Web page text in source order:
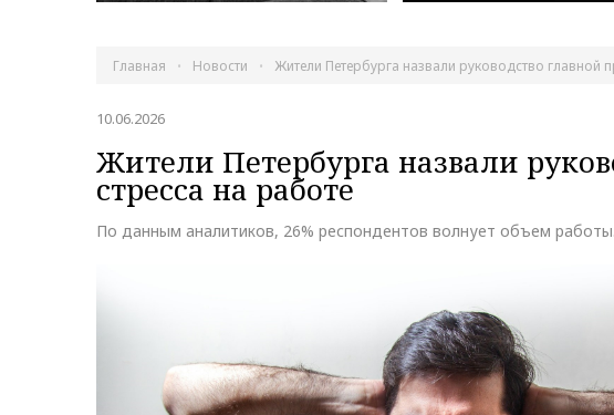
Главная Новости Жители Петербурга назвали руководство главной
10.06.2026
Жители Петербурга назвали
стресса на работе
По данным аналитиков, 26% респондентов волнует объем работы.